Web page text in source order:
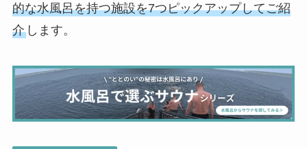
的な水風呂を持つ施設を7つピックアップしてご紹
介します。